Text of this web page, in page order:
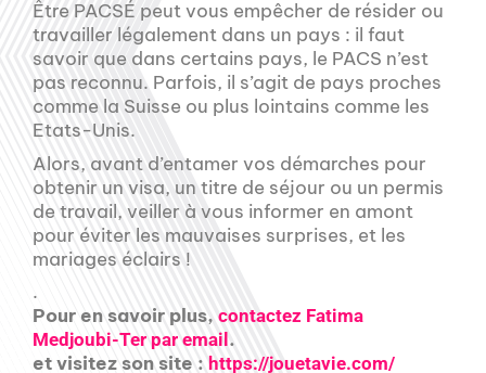
Être PACSÉ peut vous empêcher de résider ou
travailler légalement dans un pays : il faut
savoir que dans certains pays, le PACS n’est
pas reconnu. Parfois, il s’agit de pays proches
comme la Suisse ou plus lointains comme les
Etats-Unis.
Alors, avant d’entamer vos démarches pour
obtenir un visa, un titre de séjour ou un permis
de travail, veiller à vous informer en amont
pour éviter les mauvaises surprises, et les
mariages éclairs !
.
Pour en savoir plus, contactez Fatima
Medjoubi-Ter par email .
et visitez son site : https://jouetavie.com/